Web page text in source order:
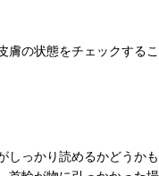
の状態をチェックするこ
っかり読めるかどうか